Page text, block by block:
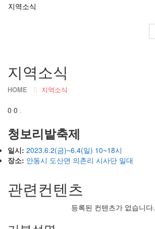
지역소식
지역소식
HOME 지역소식
0 0
청보리밭축제
일시: 2023.6.2(금)~6.4(일) 10~18시
장소: 안동시 도산면 의촌리 시사단 일대
관련컨텐츠
등록된 컨텐츠가 없습니다.